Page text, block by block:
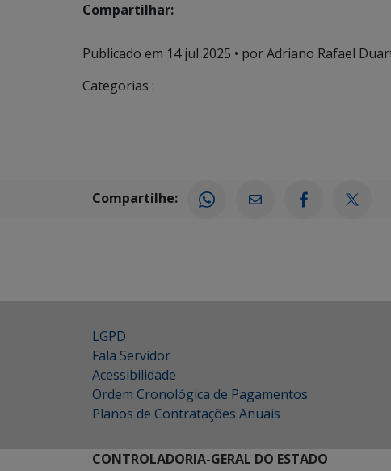
Compartilhar:
Publicado em 14 jul 2025 • por Adriano Rafael
Categorias :
Compartilhe:
LGPD
Fala Servidor
Acessibilidade
Ordem Cronológica de Pagamentos
Planos de Contratações Anuais
CONTROLADORIA-GERAL DO ESTADO